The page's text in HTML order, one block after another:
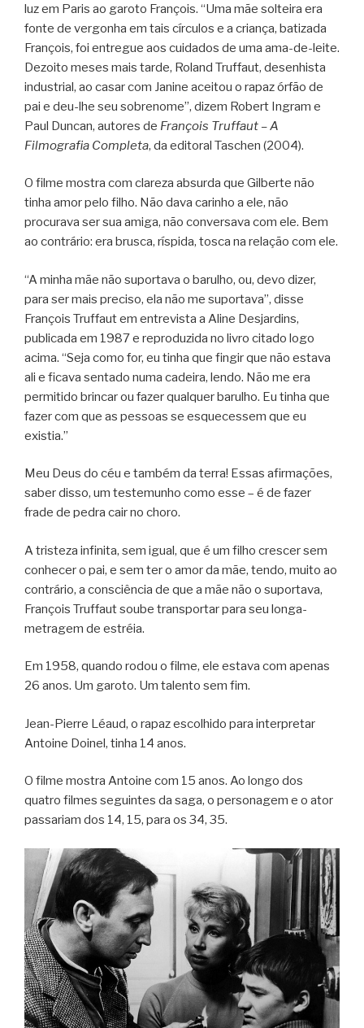
luz em Paris ao garoto François. “Uma mãe solteira era
fonte de vergonha em tais círculos e a criança, batizada
François, foi entregue aos cuidados de uma ama-de-leite.
Dezoito meses mais tarde, Roland Truffaut, desenhista
industrial, ao casar com Janine aceitou o rapaz órfão de
pai e deu-lhe seu sobrenome”, dizem Robert Ingram e
Paul Duncan, autores de François Truffaut – A
Filmografia Completa, da editoral Taschen (2004).
O filme mostra com clareza absurda que Gilberte não
tinha amor pelo filho. Não dava carinho a ele, não
procurava ser sua amiga, não conversava com ele. Bem
ao contrário: era brusca, ríspida, tosca na relação com ele.
“A minha mãe não suportava o barulho, ou, devo dizer,
para ser mais preciso, ela não me suportava”, disse
François Truffaut em entrevista a Aline Desjardins,
publicada em 1987 e reproduzida no livro citado logo
acima. “Seja como for, eu tinha que fingir que não estava
ali e ficava sentado numa cadeira, lendo. Não me era
permitido brincar ou fazer qualquer barulho. Eu tinha que
fazer com que as pessoas se esquecessem que eu
existia.”
Meu Deus do céu e também da terra! Essas afirmações,
saber disso, um testemunho como esse – é de fazer
frade de pedra cair no choro.
A tristeza infinita, sem igual, que é um filho crescer sem
conhecer o pai, e sem ter o amor da mãe, tendo, muito ao
contrário, a consciência de que a mãe não o suportava,
François Truffaut soube transportar para seu longa-
metragem de estréia.
Em 1958, quando rodou o filme, ele estava com apenas
26 anos. Um garoto. Um talento sem fim.
Jean-Pierre Léaud, o rapaz escolhido para interpretar
Antoine Doinel, tinha 14 anos.
O filme mostra Antoine com 15 anos. Ao longo dos
quatro filmes seguintes da saga, o personagem e o ator
passariam dos 14, 15, para os 34, 35.